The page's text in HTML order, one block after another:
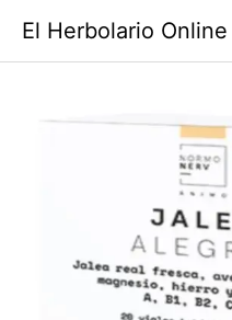
contenido
El Herbolario